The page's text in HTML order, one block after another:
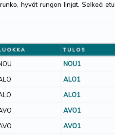
hyvät rungon linjat. Selkeä
TULOS
NOU1
ALO1
ALO1
AVO1
AVO1